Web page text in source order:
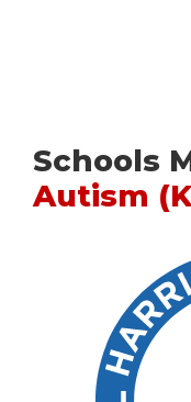
Schools
Autism